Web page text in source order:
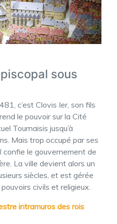
sous
c’est Clovis Ier, son fils
le pouvoir sur la Cité
Tournaisis jusqu’à
Mais trop occupé par ses
confie le gouvernement de
La ville devient alors un
siècles, et est gérée
civils et religieux.
intramuros des rois